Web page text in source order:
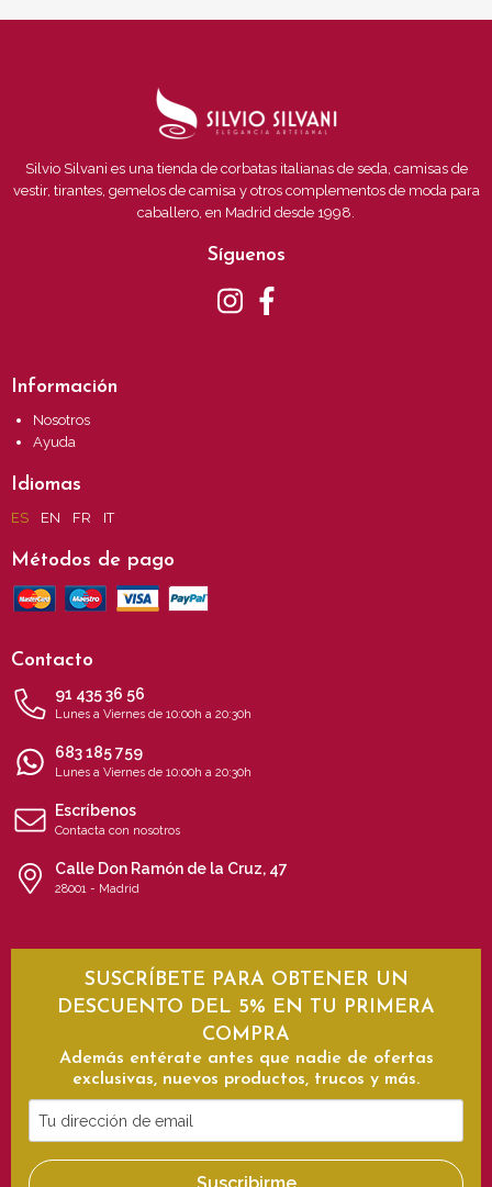
Silvio Silvani es una tienda de corbatas italianas de seda, camisas de
vestir, tirantes, gemelos de camisa y otros complementos de moda para
caballero, en Madrid desde 1998.
Síguenos
Información
Nosotros
Ayuda
Idiomas
ES EN FR IT
Métodos de pago
Contacto
91 435 36 56
Lunes a Viernes de 10:00h a 20:30h
683 185 759
Lunes a Viernes de 10:00h a 20:30h
Escríbenos
Contacta con nosotros
Calle Don Ramón de la Cruz, 47
28001 - Madrid
SUSCRÍBETE PARA OBTENER UN
DESCUENTO DEL 5% EN TU PRIMERA
COMPRA
Además entérate antes que nadie de ofertas
exclusivas, nuevos productos, trucos y más.
Tu
dirección
de